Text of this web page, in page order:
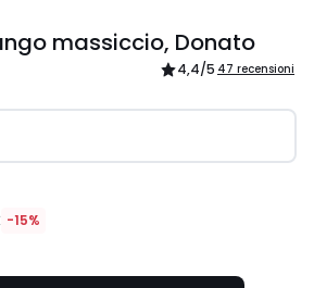
massiccio, Donato
4,4/5 47 recensioni
-15%